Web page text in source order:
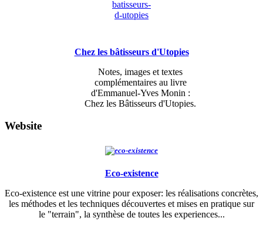
Chez les bâtisseurs d'Utopies
Notes, images et textes
complémentairesau livre
d'Emmanuel-Yves Monin :
Chez les Bâtisseurs d'Utopies.
Website
Eco-existence
Eco-existence est une vitrine pour exposer: les réalisations concrètes,
les méthodes et les techniques découvertes et mises en pratique sur
le "terrain", la synthèse de toutes les experiences...